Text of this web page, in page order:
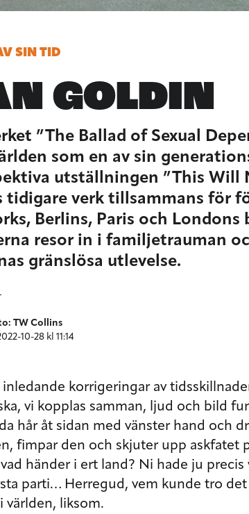
SIN TID
GOLDIN
”The Ballad of Sexual
som en av sin
utställningen ”This Will
tidigare verk tillsammans för
Berlins, Paris och
resor in i familjetrauman
gränslösa utlevelse.
TW Collins
10-28 kl 11:14
korrigeringar av
vi kopplas samman, ljud och bild
hår åt sidan med vänster hand och
fimpar den och skjuter upp askfatet
händer i ert land? Ni hade ju precis
parti… Herregud, vem kunde tro
världen, liksom.